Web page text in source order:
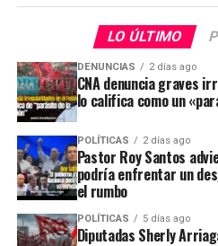
LO ÚLTIMO
DENUNCIAS 2 días ago
CNA denuncia graves
lo califica como un
POLÍTICAS 2 días ago
Pastor Roy Santos
podría enfrentar un
el rumbo
POLÍTICAS 5 días ago
Diputadas Sherly